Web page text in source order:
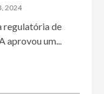
2024
regulatória de
aprovou um...